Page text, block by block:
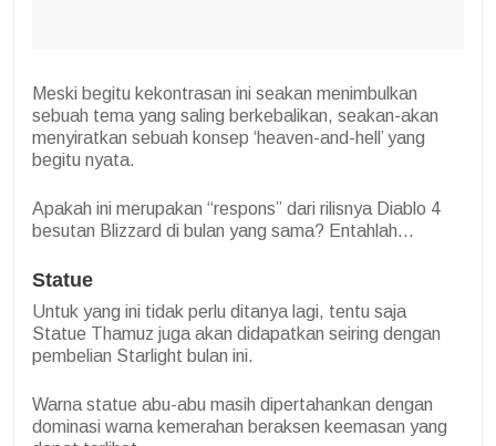
Meski begitu kekontrasan ini seakan menimbulkan
sebuah tema yang saling berkebalikan, seakan-akan
menyiratkan sebuah konsep ‘heaven-and-hell’ yang
begitu nyata.
Apakah ini merupakan “respons” dari rilisnya Diablo 4
besutan Blizzard di bulan yang sama? Entahlah…
Statue
Untuk yang ini tidak perlu ditanya lagi, tentu saja
Statue Thamuz juga akan didapatkan seiring dengan
pembelian Starlight bulan ini.
Warna statue abu-abu masih dipertahankan dengan
dominasi warna kemerahan beraksen keemasan yang